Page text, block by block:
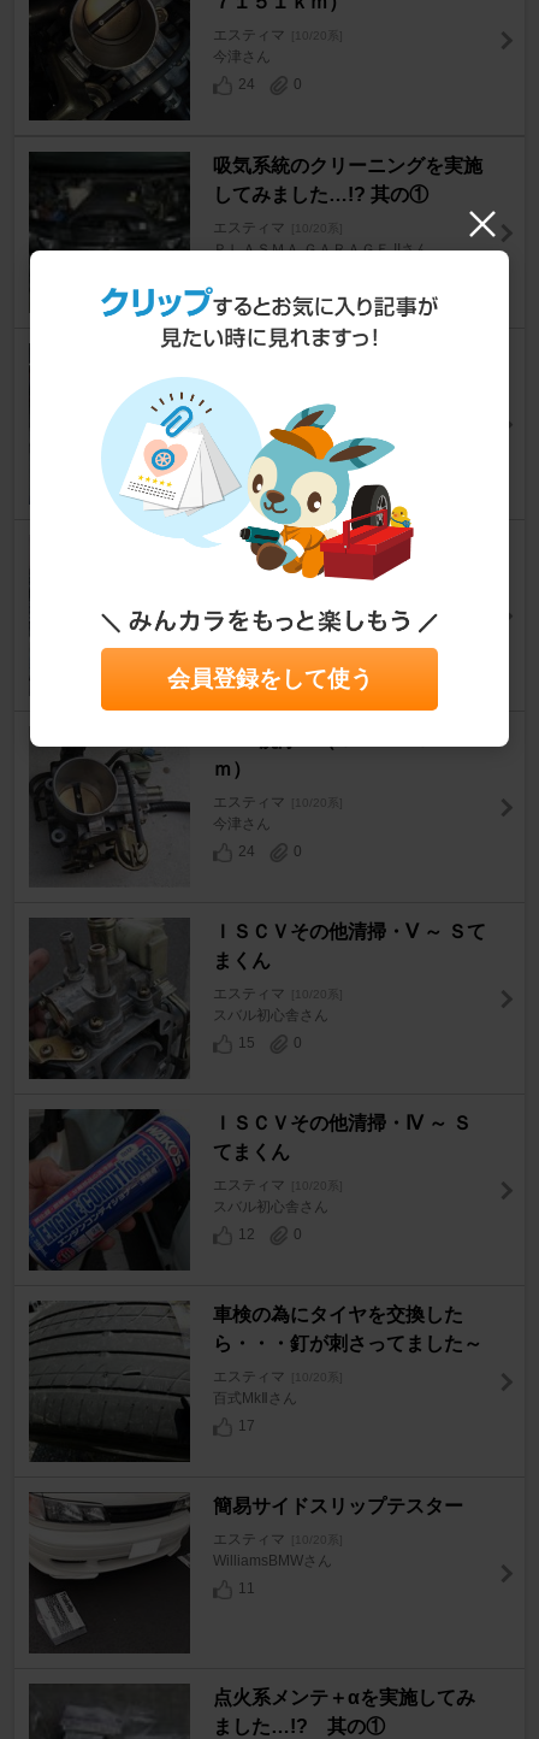
エスティマ [10/20系]
今津さん
24
0
吸気系統のクリーニングを実施
してみました…!? 其の①
エスティマ [10/20系]
ＰＬＡＳＭＡ ＧＡＲＡＧＥ !!さん
まくん
エスティマ [10/20系]
スバル初心舎さん
12
吸気系のお掃除 その２
[10/20系]
13
0
ｍ）
エスティマ [10/20系]
今津さん
24
0
ＩＳＣＶその他清掃・Ⅴ ～ Ｓて
まくん
エスティマ [10/20系]
スバル初心舎さん
15
0
ＩＳＣＶその他清掃・Ⅳ ～ Ｓ
てまくん
エスティマ [10/20系]
スバル初心舎さん
12
0
車検の為にタイヤを交換した
ら・・・釘が刺さってました～
エスティマ [10/20系]
百式MkⅡさん
17
簡易サイドスリップテスター
エスティマ [10/20系]
WilliamsBMWさん
11
点火系メンテ＋αを実施してみ
ました…!? 其の①
会員登録をして使う